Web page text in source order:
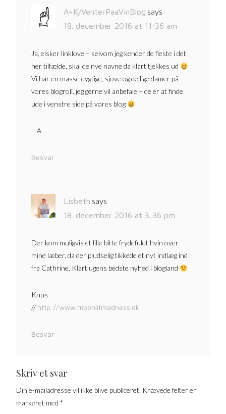
A+K/VenterPaaVinBlog says
18. december 2016 at 11:36 am
Ja, elsker linklove – selvom jeg kender de fleste i det
her tilfælde, skal de nye navne da klart tjekkes ud
Vi har en masse dygtige, sjove og dejlige damer på
vores blogroll, jeg gerne vil anbefale – de er at finde
ude i venstre side på vores blog
– A
Besvar
Lisbeth says
18. december 2016 at 3:36 pm
Der kom muligvis et lille bitte frydefuldt hvin over
mine læber, da der pludselig tikkede et nyt indlæg ind
fra Cathrine. Klart ugens bedste nyhed i blogland
Knus
// http://www.moonlitmadness.dk
Besvar
Skriv et svar
Din e-mailadresse vil ikke blive publiceret. Krævede felter er
markeret med*